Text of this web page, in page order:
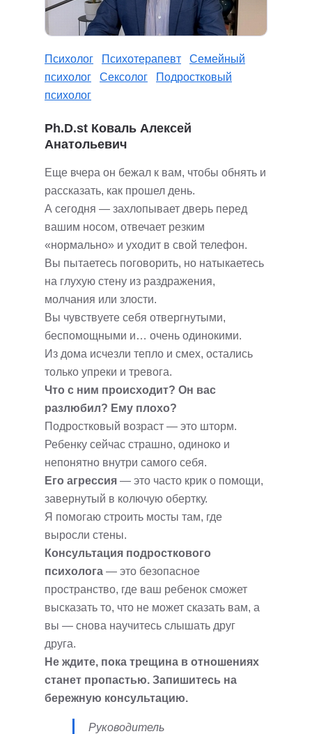
Психолог Психотерапевт
Семейный
психолог
Сексолог
Подростковый
психолог
Ph.D.st Коваль Алексей
Анатольевич
Еще вчера он бежал к вам, чтобы обнять и
рассказать, как прошел день.
А сегодня — захлопывает дверь перед
вашим носом, отвечает резким
«нормально» и уходит в свой телефон.
Вы пытаетесь поговорить, но натыкаетесь
на глухую стену из раздражения,
молчания или злости.
Вы чувствуете себя отвергнутыми,
беспомощными и… очень одинокими.
Из дома исчезли тепло и смех, остались
только упреки и тревога.
Что с ним происходит? Он вас
разлюбил? Ему плохо?
Подростковый возраст — это шторм.
Ребенку сейчас страшно, одиноко и
непонятно внутри самого себя.
Его агрессия — это часто крик о помощи,
завернутый в колючую обертку.
Я помогаю строить мосты там, где
выросли стены.
Консультация подросткового
психолога — это безопасное
пространство, где ваш ребенок сможет
высказать то, что не может сказать вам, а
вы — снова научитесь слышать друг
друга.
Не ждите, пока трещина в отношениях
станет пропастью. Запишитесь на
бережную консультацию.
Руководитель